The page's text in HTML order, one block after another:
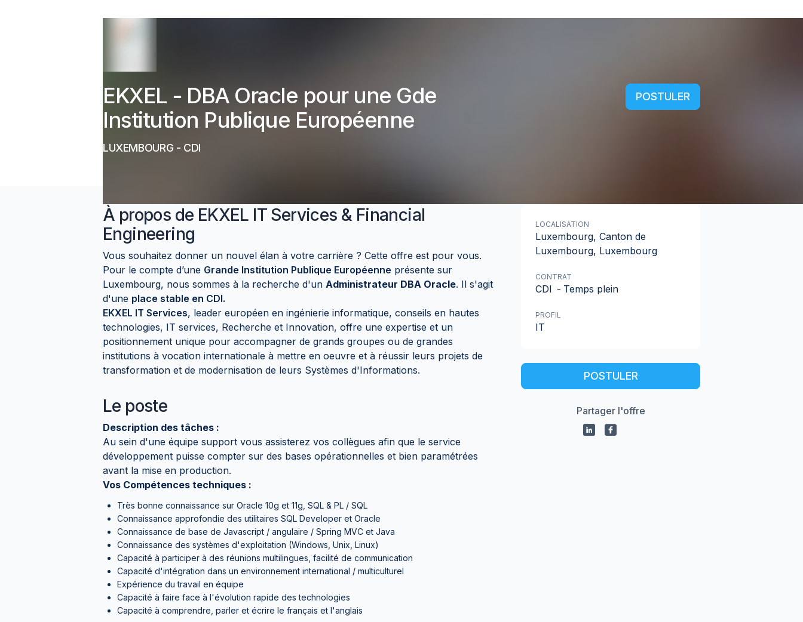
EKXEL - DBA Oracle pour une Gde
Institution Publique Européenne
LUXEMBOURG - CDI
POSTULER
À propos de EKXEL IT Services & Financial
Engineering
Vous souhaitez donner un nouvel élan à votre carrière ? Cette offre est pour vous.
Pour le compte d’une Grande Institution Publique Européenne présente sur
Luxembourg, nous sommes à la recherche d'un Administrateur DBA Oracle. Il s'agit
d'une place stable en CDI.
EKXEL IT Services, leader européen en ingénierie informatique, conseils en hautes
technologies, IT services, Recherche et Innovation, offre une expertise et un
positionnement unique pour accompagner de grands groupes ou de grandes
institutions à vocation internationale à mettre en oeuvre et à réussir leurs projets de
transformation et de modernisation de leurs Systèmes d'Informations.
Le poste
Description des tâches :
Au sein d'une équipe support vous assisterez vos collègues afin que le service
développement puisse compter sur des bases opérationnelles et bien paramétrées
avant la mise en production.
Vos Compétences techniques :
Très bonne connaissance sur Oracle 10g et 11g, SQL & PL / SQL
Connaissance approfondie des utilitaires SQL Developer et Oracle
Connaissance de base de Javascript / angulaire / Spring MVC et Java
Connaissance des systèmes d'exploitation (Windows, Unix, Linux)
Capacité à participer à des réunions multilingues, facilité de communication
Capacité d'intégration dans un environnement international / multiculturel
Expérience du travail en équipe
Capacité à faire face à l'évolution rapide des technologies
Capacité à comprendre, parler et écrire le français et l'anglais
LOCALISATION
Luxembourg, Canton de
Luxembourg, Luxembourg
CONTRAT
CDI - Temps plein
PROFIL
IT
POSTULER
Partager l'offre